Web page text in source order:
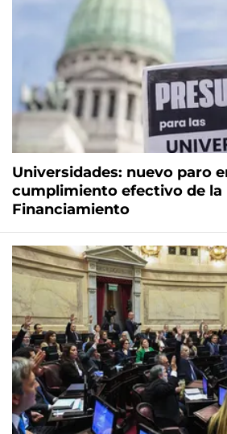
Universidades: nuevo paro
cumplimiento efectivo de la
Financiamiento